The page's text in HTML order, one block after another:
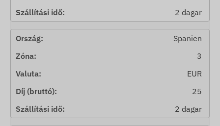
2 dagar
Spanien
3
EUR
25
2 dagar